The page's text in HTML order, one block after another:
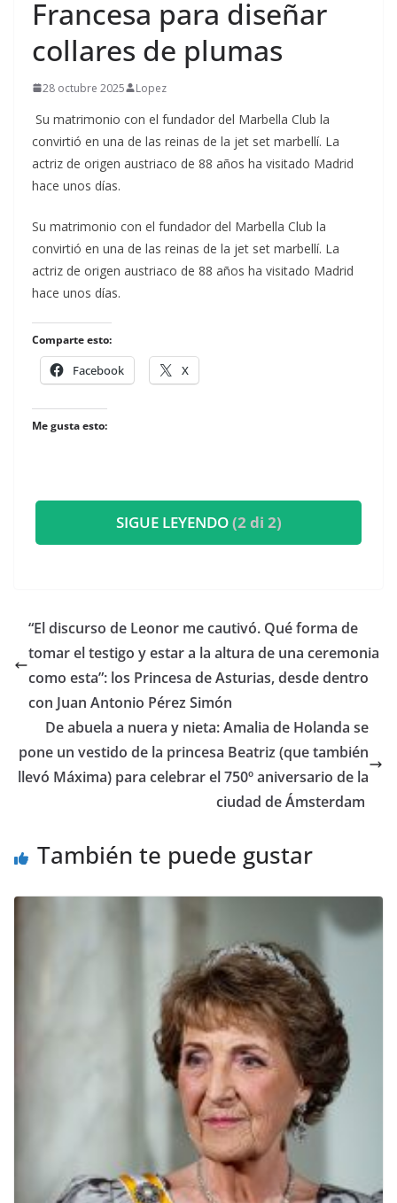
Francesa para diseñar
collares de plumas
28 octubre 2025 Lopez
Su matrimonio con el fundador del Marbella Club la
convirtió en una de las reinas de la jet set marbellí. La
actriz de origen austriaco de 88 años ha visitado Madrid
hace unos días.
​Su matrimonio con el fundador del Marbella Club la
convirtió en una de las reinas de la jet set marbellí. La
actriz de origen austriaco de 88 años ha visitado Madrid
hace unos días.
Comparte esto:
Facebook X
Me gusta esto:
SIGUE LEYENDO(2 di 2)
​“El discurso de Leonor me cautivó. Qué forma de
tomar el testigo y estar a la altura de una ceremonia
como esta”: los Princesa de Asturias, desde dentro
con Juan Antonio Pérez Simón
​De abuela a nuera y nieta: Amalia de Holanda se
pone un vestido de la princesa Beatriz (que también
llevó Máxima) para celebrar el 750º aniversario de la
ciudad de Ámsterdam
También te puede gustar